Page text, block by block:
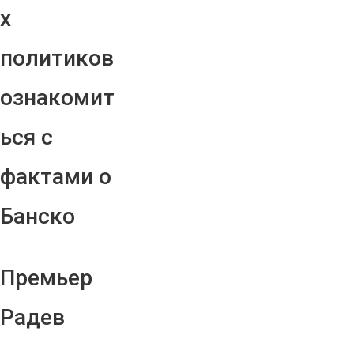
х
политиков
ознакомит
ься с
фактами о
Банско
Премьер
Радев